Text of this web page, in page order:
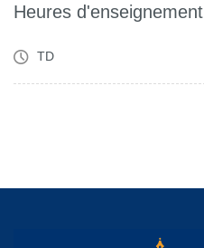
Heures d'enseignement
TD